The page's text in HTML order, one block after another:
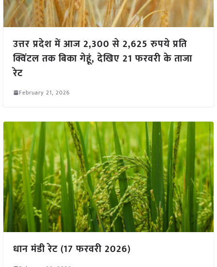
उत्तर प्रदेश में आज 2,300 से 2,625 रुपये प्रति
क्विंटल तक बिका गेहूं, देखिए 21 फरवरी के ताजा
रेट
February 21, 2026
धान मंडी रेट (17 फरवरी 2026)